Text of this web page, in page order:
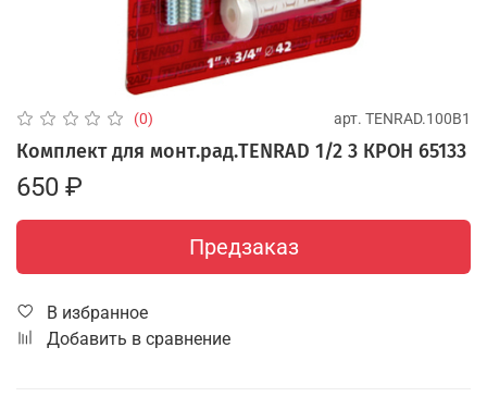
(0) арт. TENRAD.100B1
Комплект для монт.рад.TENRAD 1/2 3 КРОН 65133
650 ₽
Предзаказ
В избранное
Добавить в сравнение